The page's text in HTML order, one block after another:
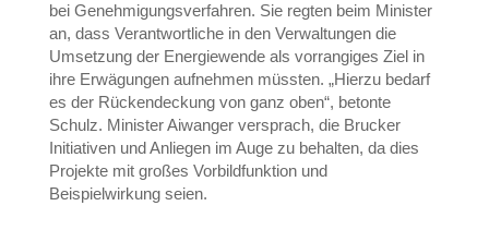
bei Genehmigungsverfahren. Sie regten beim Minister
an, dass Verantwortliche in den Verwaltungen die
Umsetzung der Energiewende als vorrangiges Ziel in
ihre Erwägungen aufnehmen müssten. „Hierzu bedarf
es der Rückendeckung von ganz oben“, betonte
Schulz. Minister Aiwanger versprach, die Brucker
Initiativen und Anliegen im Auge zu behalten, da dies
Projekte mit großes Vorbildfunktion und
Beispielwirkung seien.